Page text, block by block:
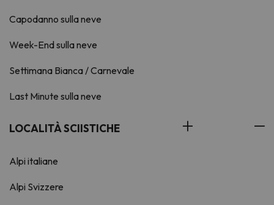
Capodanno sulla neve
Week-End sulla neve
Settimana Bianca / Carnevale
Last Minute sulla neve
LOCALITÀ SCIISTICHE
Alpi italiane
Alpi Svizzere